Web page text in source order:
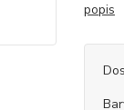
popis